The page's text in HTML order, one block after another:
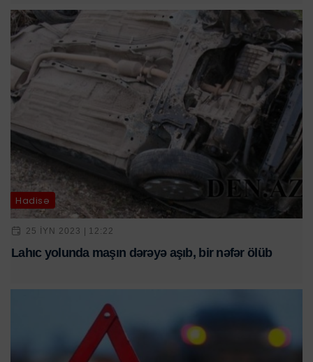
Hadisə
25 IYN 2023 | 12:22
Lahıc yolunda maşın dərəyə aşıb, bir nəfər ölüb